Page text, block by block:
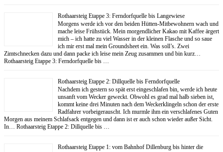
Rothaarsteig Etappe 3: Ferndorfquelle bis Langewiese
Morgens werde ich vor den beiden Hütten-Mitbewohnern wach und
mache leise Frühstück. Mein morgendlicher Kakao mit Kaffee ärgert
mich – ich hatte zu viel Wasser in der kleinen Flasche und so saue
ich mir erst mal mein Groundsheet ein. Was soll’s. Zwei
Zimtschnecken dazu und dann packe ich leise mein Zeug zusammen und bin kurz…
Rothaarsteig Etappe 3: Ferndorfquelle bis …
Rothaarsteig Etappe 2: Dillquelle bis Ferndorfquelle
Nachdem ich gestern so spät erst eingeschlafen bin, werde ich heute
unsanft vom Wecker geweckt. Obwohl es grad mal halb sieben ist,
kommt keine drei Minuten nach dem Weckerklingeln schon der erste
Radfahrer vorbeigerauscht. Ich murmle ihm ein verschlafenes Guten
Morgen aus meinem Schlafsack entgegen und dann ist er auch schon wieder außer Sicht.
In… Rothaarsteig Etappe 2: Dillquelle bis …
Rothaarsteig Etappe 1: vom Bahnhof Dillenburg bis hinter die